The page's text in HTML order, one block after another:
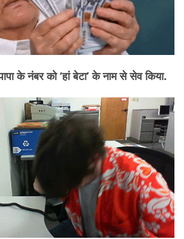
के नंबर को ‘हां बेटा’ के नाम से सेव किया.